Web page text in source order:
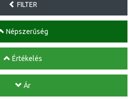
FILTER
Népszerűség
Értékelés
Ár